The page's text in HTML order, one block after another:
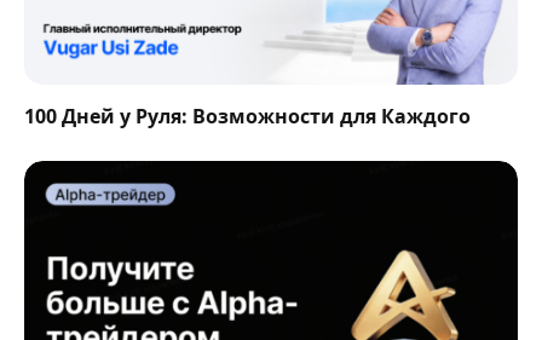
100 Дней у Руля: Возможности для Каждого